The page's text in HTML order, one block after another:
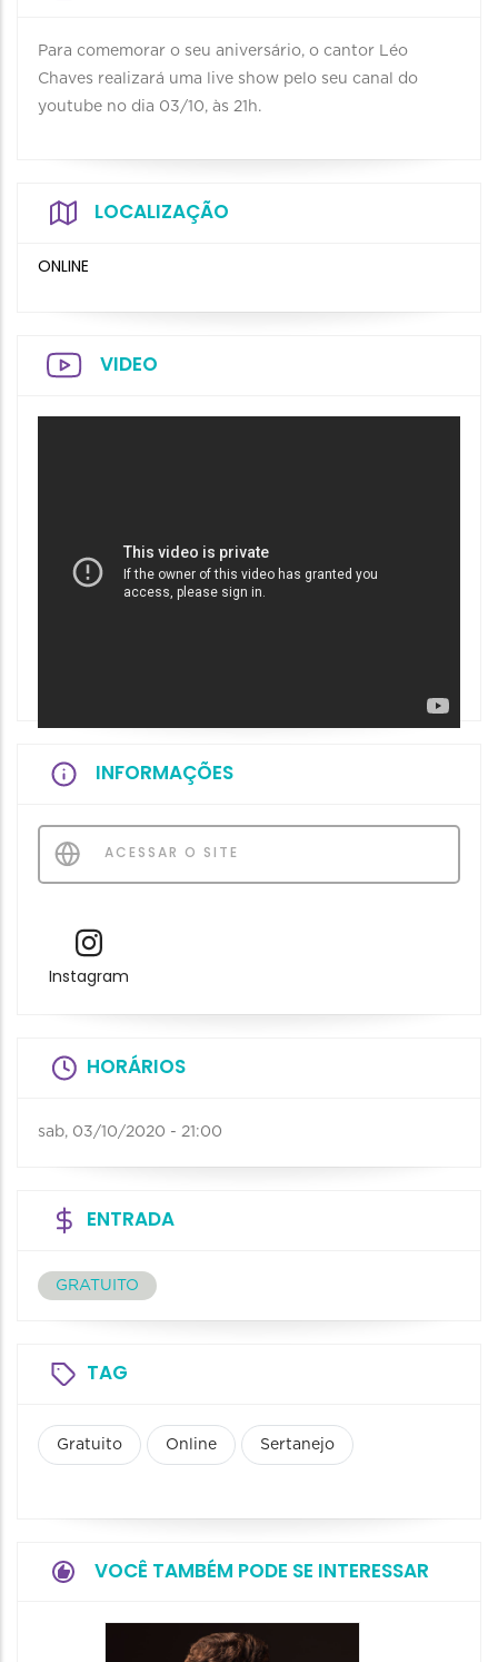
Para comemorar o seu aniversário, o cantor Léo
Chaves realizará uma live show pelo seu canal do
youtube no dia 03/10, às 21h.
LOCALIZAÇÃO
ONLINE
VIDEO
INFORMAÇÕES
ACESSAR O SITE
Instagram
HORÁRIOS
sab, 03/10/2020 - 21:00
ENTRADA
GRATUITO
TAG
Gratuito Online Sertanejo
VOCÊ TAMBÉM PODE SE INTERESSAR